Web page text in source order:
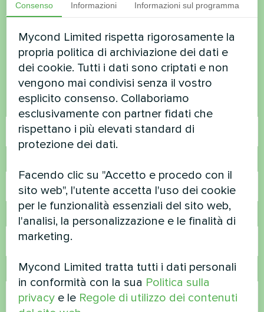
Volete acquistare o avete
domande?
Contattateci e vi aiuteremo
Nome
Email
Commento
Consenso Informazioni Informazioni sul programma
Mycond Limited rispetta rigorosamente la
propria politica di archiviazione dei dati e
dei cookie. Tutti i dati sono criptati e non
vengono mai condivisi senza il vostro
esplicito consenso. Collaboriamo
esclusivamente con partner fidati che
rispettano i più elevati standard di
protezione dei dati.
Facendo clic su "Accetto e procedo con il
sito web", l'utente accetta l'uso dei cookie
per le funzionalità essenziali del sito web,
l'analisi, la personalizzazione e le finalità di
marketing.
Mycond Limited tratta tutti i dati personali
in conformità con la sua Politica sulla
privacy e le Regole di utilizzo dei contenuti